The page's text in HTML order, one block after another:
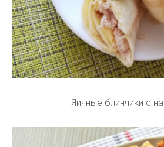
Яичные блинчики с